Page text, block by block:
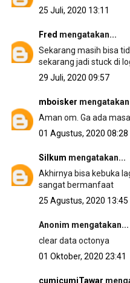
25 Juli, 2020 13:11
Fred mengatakan...
Sekarang masih bisa
sekarang jadi stuck di
29 Juli, 2020 09:57
mboisker
Aman om. Ga ada
01 Agustus, 2020 08:28
Silkum mengatakan...
Akhirnya bisa kebuka
sangat bermanfaat
25 Agustus, 2020 13:45
Anonim mengatakan...
clear data octonya
01 Oktober, 2020 23:41
cumicumiTawar